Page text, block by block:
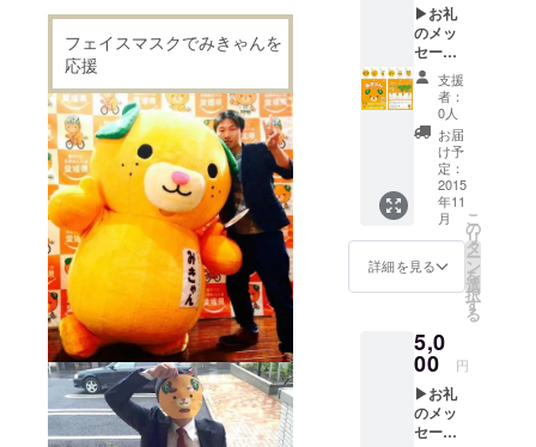
フェイスマスクでみきゃんを
応援
▶お礼
のメッ
セージ
▶み
きゃん
オリジ
ナル
バッチ
（１
個） ▶
みきゃ
んフェ
イスマ
スク１
週間分
セット
枚）
支援
者：
0人
お届
け予
定：
2015
年11
月
詳細を見る
こ
の
リ
タ
ー
ン
を
選
択
す
る
5,0
00 円
▶お礼
のメッ
セージ